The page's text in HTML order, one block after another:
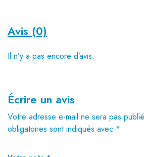
Avis (0)
Il n’y a pas encore d’avis.
Écrire un avis
Votre adresse e-mail ne sera pas
obligatoires sont indiqués avec *